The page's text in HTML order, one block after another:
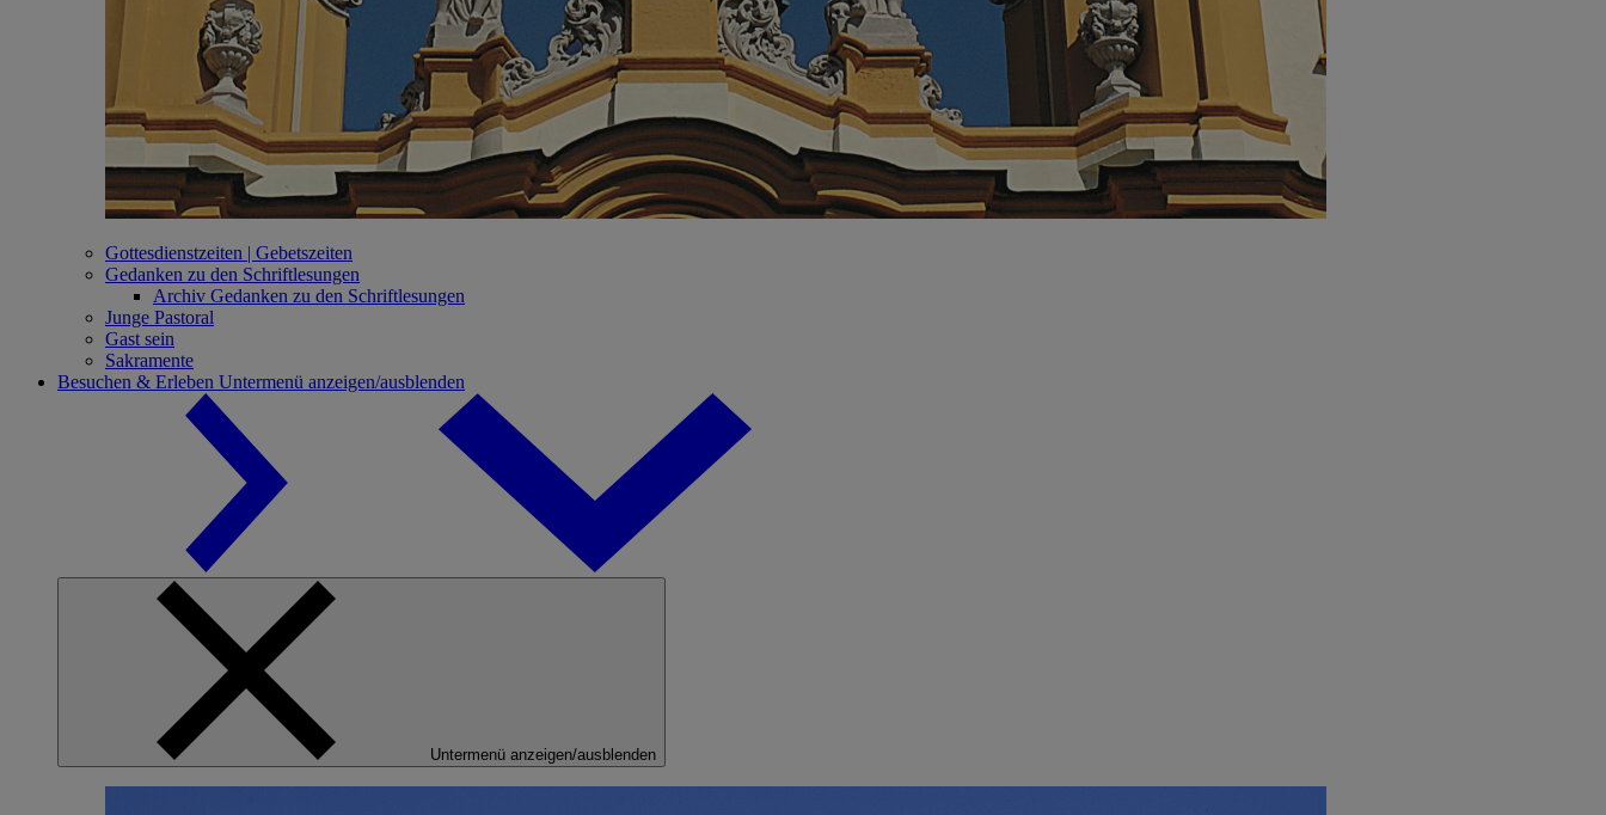
Gottesdienstzeiten | Gebetszeiten
Gedanken zu den Schriftlesungen
Archiv Gedanken zu den Schriftlesungen
Junge Pastoral
Gast sein
Sakramente
Besuchen & Erleben Untermenü anzeigen/ausblenden
Untermenü anzeigen/ausblenden